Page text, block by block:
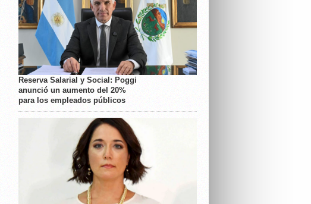
Reserva Salarial y Social: Poggi
anunció un aumento del 20%
para los empleados públicos